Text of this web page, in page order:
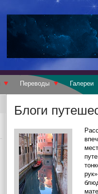
Переводы Галереи
Блоги